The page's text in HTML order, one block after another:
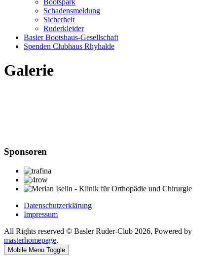
Bootspark
Schadensmeldung
Sicherheit
Ruderkleider
Basler Bootshaus-Gesellschaft
Spenden Clubhaus Rhyhalde
Galerie
Sponsoren
Datenschutzerklärung
Impressum
All Rights reserved © Basler Ruder-Club 2026, Powered by
masterhomepage.
Mobile Menu Toggle